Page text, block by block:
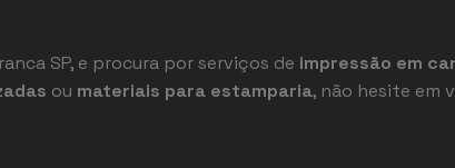
SP, e procura por serviços de impressão em
ou materiais para estamparia, não hesite em